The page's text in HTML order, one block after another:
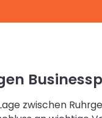
zwischen